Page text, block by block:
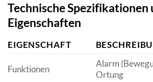
Technische Spezifikationen
Eigenschaften
EIGENSCHAFT
Funktionen
Alarm
Ortung